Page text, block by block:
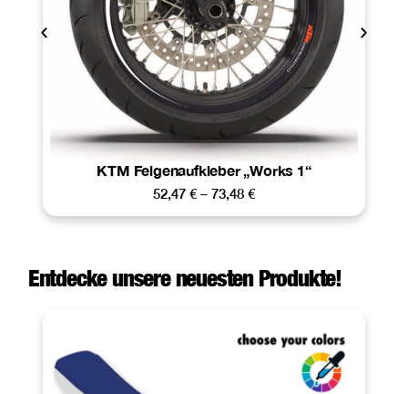
KTM Felgenaufkleber „Works 1“
52,47 € – 73,48 €
Entdecke unsere neuesten Produkte!